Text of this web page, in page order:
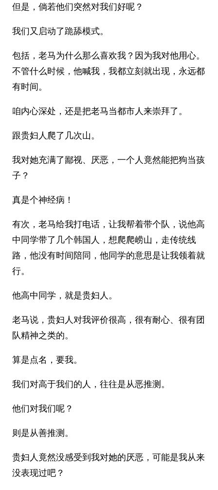
但是，倘若他们突然对我们好呢？
我们又启动了跪舔模式。
包括，老马为什么那么喜欢我？因为我对他用心。
不管什么时候，他喊我，我都立刻就出现，永远都
有时间。
咱内心深处，还是把老马当都市人来崇拜了。
跟贵妇人爬了几次山。
我对她充满了鄙视、厌恶，一个人竟然能把狗当孩
子？
真是个神经病！
有次，老马给我打电话，让我帮着带个队，说他高
中同学带了几个韩国人，想爬爬崂山，走传统线
路，他没有时间陪同，他同学的意思是让我领着就
行。
他高中同学，就是贵妇人。
老马说，贵妇人对我评价很高，很有耐心、很有团
队精神之类的。
算是点名，要我。
我们对高于我们的人，往往是从恶推测。
他们对我们呢？
则是从善推测。
贵妇人竟然没感受到我对她的厌恶，可能是我从来
没表现过吧？